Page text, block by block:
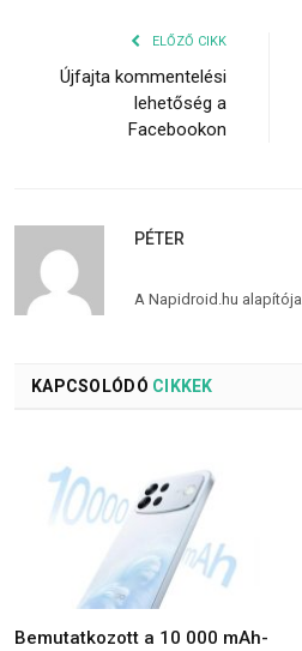
ELŐZŐ CIKK
Újfajta kommentelési
lehetőség a
Facebookon
PÉTER
A Napidroid.hu alapítója.
KAPCSOLÓDÓ CIKKEK
Bemutatkozott a 10 000 mAh-